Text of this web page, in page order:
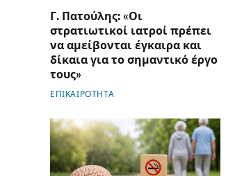
Γ. Πατούλης: «Οι
στρατιωτικοί ιατροί πρέπει
να αμείβονται έγκαιρα και
δίκαια για το σημαντικό έργο
τους»
ΕΠΙΚΑΙΡΟΤΗΤΑ